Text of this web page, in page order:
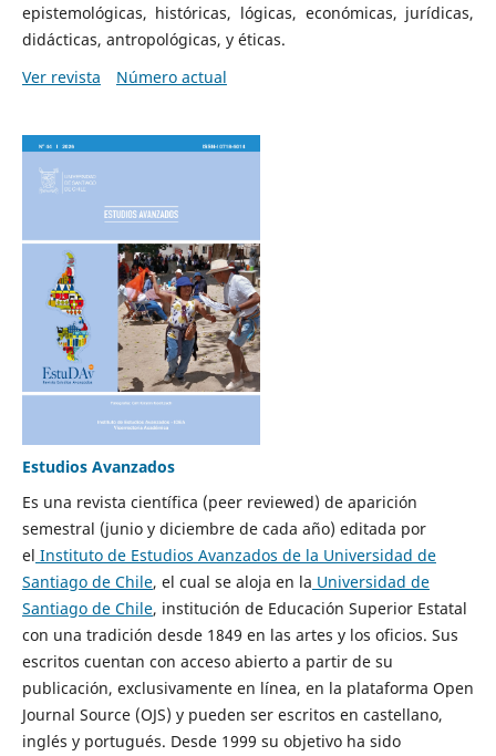
epistemológicas, históricas, lógicas, económicas, jurídicas,
didácticas, antropológicas, y éticas.
Ver revista
Número actual
Estudios Avanzados
Es una revista científica (peer reviewed) de aparición
semestral (junio y diciembre de cada año) editada por
el Instituto de Estudios Avanzados de la Universidad de
Santiago de Chile, el cual se aloja en la Universidad de
Santiago de Chile, institución de Educación Superior Estatal
con una tradición desde 1849 en las artes y los oficios. Sus
escritos cuentan con acceso abierto a partir de su
publicación, exclusivamente en línea, en la plataforma Open
Journal Source (OJS) y pueden ser escritos en castellano,
inglés y portugués. Desde 1999 su objetivo ha sido